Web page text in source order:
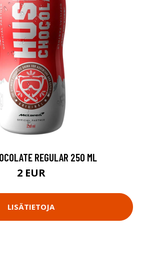
REGULAR 250 ML
2 EUR
LISÄTIETOJA